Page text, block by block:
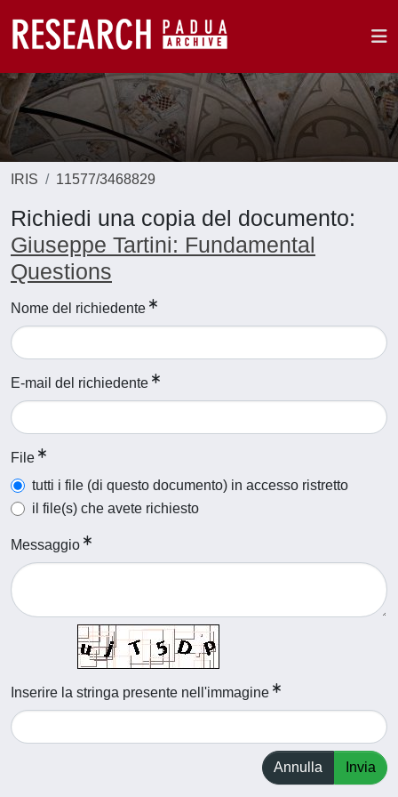
IRIS 11577/3468829
Richiedi una copia del documento:
Giuseppe Tartini: Fundamental
Questions
Nome del richiedente
E-mail del richiedente
File
tutti i file (di questo documento) in accesso ristretto
il file(s) che avete richiesto
Messaggio
Inserire la stringa presente nell'immagine
Annulla Invia